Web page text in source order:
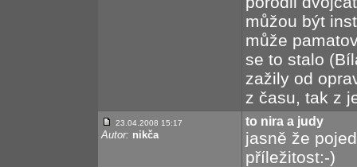
můžou být
může
se to stalo
zažily od
z času, tak z
23.04.2008 15:17
Autor: nikča
to nira a judy
jasně že
příležitost:-)